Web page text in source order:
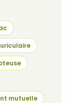
mutuelle